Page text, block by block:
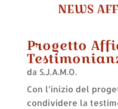
NEWS
Progetto
da S.J.A.M.O.
Con l’inizio del
condividere la